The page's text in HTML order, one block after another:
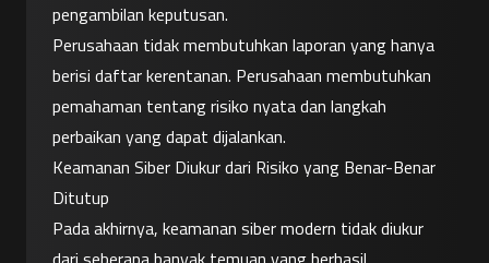
pengambilan keputusan.
Perusahaan tidak membutuhkan laporan yang hanya
berisi daftar kerentanan. Perusahaan membutuhkan
pemahaman tentang risiko nyata dan langkah
perbaikan yang dapat dijalankan.
Keamanan Siber Diukur dari Risiko yang Benar-Benar
Ditutup
Pada akhirnya, keamanan siber modern tidak diukur